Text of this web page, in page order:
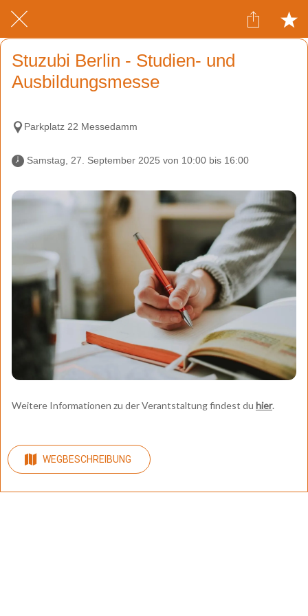
Stuzubi Berlin - Studien- und
Ausbildungsmesse
Parkplatz 22 Messedamm
Samstag, 27. September 2025 von 10:00 bis 16:00
Weitere Informationen zu der Verantstaltung findest du hier.
WEGBESCHREIBUNG